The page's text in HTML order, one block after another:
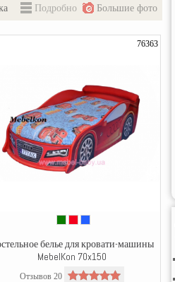
Подробно Большие фото
76363
белье для кровати-машины
MebelKon 70x150
Отзывов 20